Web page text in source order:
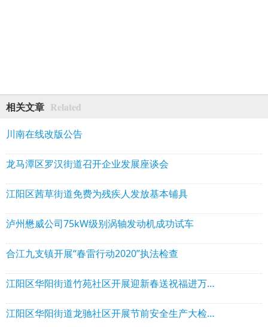
相关文章 Related
川南在线改版公告
龙马潭区罗汉街道召开企业发展座谈会
江阳区茜草街道免费为残疾人发放基本铺具
泸州懋威公司75kW级别涡轴发动机成功试车
合江九支镇开展“春雷行动2020”执法检查
江阳区华阳街道竹苑社区开展迎新春送祝福进万家惠民活动
江阳区华阳街道龙驰社区开展节前安全生产大检查